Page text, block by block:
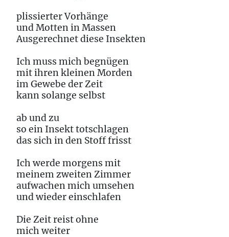
plissierter Vorhänge
und Motten in Massen
Ausgerechnet diese Insekten
Ich muss mich begnügen
mit ihren kleinen Morden
im Gewebe der Zeit
kann solange selbst
ab und zu
so ein Insekt totschlagen
das sich in den Stoff frisst
Ich werde morgens mit
meinem zweiten Zimmer
aufwachen mich umsehen
und wieder einschlafen
Die Zeit reist ohne
mich weiter